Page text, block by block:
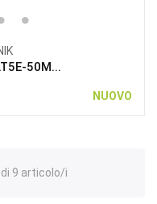
50M...
NUOVO
9 articolo/i